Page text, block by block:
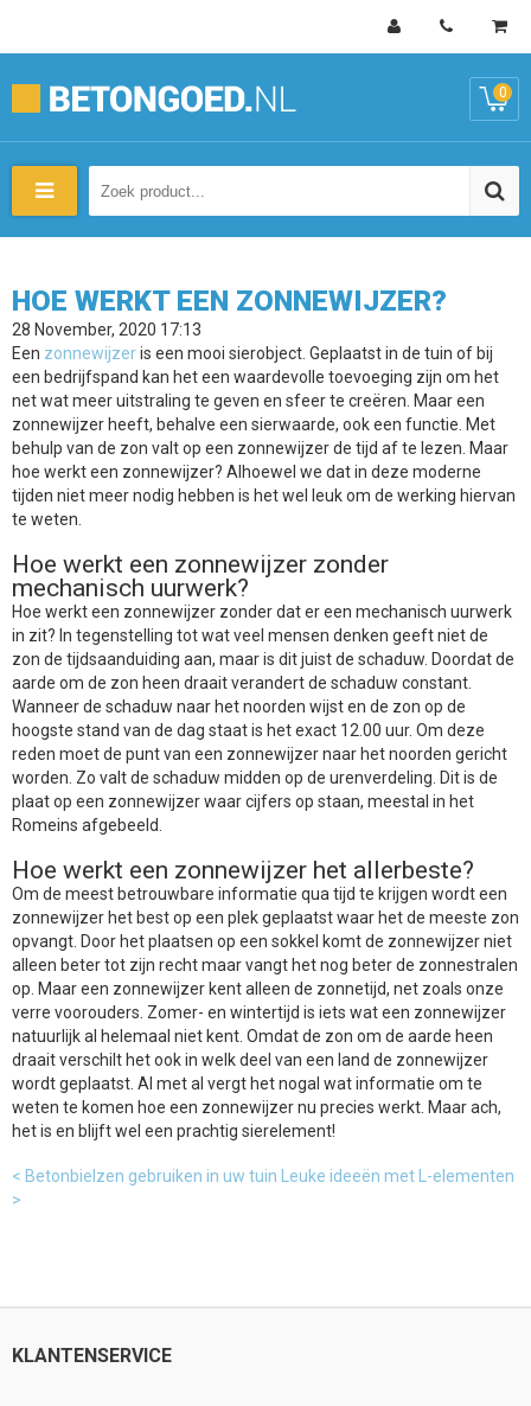
0
HOE‌ ‌WERKT‌ ‌EEN‌ ‌ZONNEWIJZER?‌
28 November, 2020 17:13
Een zonnewijzeris een mooi sierobject. Geplaatst in de tuin of bij
een bedrijfspand kan het een waardevolle toevoeging zijn om het
net wat meer uitstraling te geven en sfeer te creëren. Maar een
zonnewijzer heeft, behalve een sierwaarde, ook een functie. Met
behulp van de zon valt op een zonnewijzer de tijd af te lezen. Maar
hoe werkt een zonnewijzer? Alhoewel we dat in deze moderne
tijden niet meer nodig hebben is het wel leuk om de werking hiervan
te weten.
Hoe werkt een zonnewijzer zonder
mechanisch uurwerk?
Hoe werkt een zonnewijzer zonder dat er een mechanisch uurwerk
in zit? In tegenstelling tot wat veel mensen denken geeft niet de
zon de tijdsaanduiding aan, maar is dit juist de schaduw. Doordat de
aarde om de zon heen draait verandert de schaduw constant.
Wanneer de schaduw naar het noorden wijst en de zon op de
hoogste stand van de dag staat is het exact 12.00 uur. Om deze
reden moet de punt van een zonnewijzer naar het noorden gericht
worden. Zo valt de schaduw midden op de urenverdeling. Dit is de
plaat op een zonnewijzer waar cijfers op staan, meestal in het
Romeins afgebeeld.
Hoe werkt een zonnewijzer het allerbeste?
Om de meest betrouwbare informatie qua tijd te krijgen wordt een
zonnewijzer het best op een plek geplaatst waar het de meeste zon
opvangt. Door het plaatsen op een sokkel komt de zonnewijzer niet
alleen beter tot zijn recht maar vangt het nog beter de zonnestralen
op. Maar een zonnewijzer kent alleen de zonnetijd, net zoals onze
verre voorouders. Zomer- en wintertijd is iets wat een zonnewijzer
natuurlijk al helemaal niet kent. Omdat de zon om de aarde heen
draait verschilt het ook in welk deel van een land de zonnewijzer
wordt geplaatst. Al met al vergt het nogal wat informatie om te
weten te komen hoe een zonnewijzer nu precies werkt. Maar ach,
het is en blijft wel een prachtig sierelement!
< Betonbielzen gebruiken in uw tuin
Leuke ideeën met L-elementen
>
KLANTENSERVICE